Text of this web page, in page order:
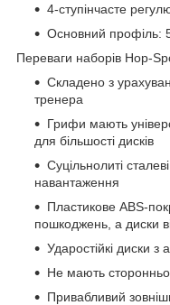
4-ступінчасте
Основний профіль:
Переваги наборів Hop-
Складено з
тренера
Грифи мають
для більшості дисків
Суцільнолиті
навантаження
Пластикове ABS-
пошкоджень, а диски
Ударостійкі диски
Не мають
Привабливий